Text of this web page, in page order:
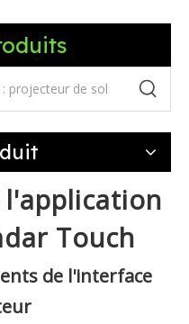
Touch
de l'interface